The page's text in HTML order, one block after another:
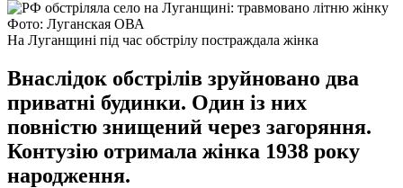
Фото: Луганская ОВА
На Луганщині під час обстрілу постраждала жінка
Внаслідок обстрілів зруйновано два
приватні будинки. Один із них
повністю знищений через загоряння.
Контузію отримала жінка 1938 року
народження.